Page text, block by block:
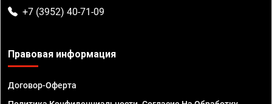
+7 (3952) 40-71-09
Правовая информация
Договор-Оферта